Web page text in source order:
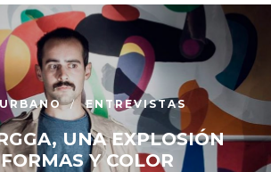
ENTREVISTAS
UNA EXPLOSIÓN
Y COLOR